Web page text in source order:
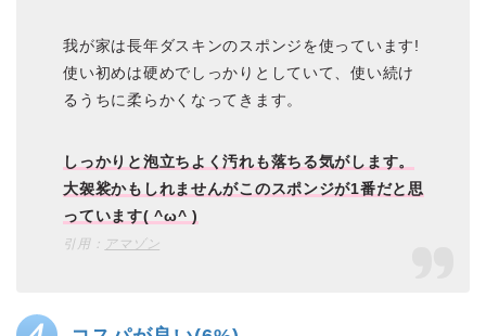
我が家は長年ダスキンのスポンジを使っています!
使い初めは硬めでしっかりとしていて、使い続け
るうちに柔らかくなってきます。
しっかりと泡立ちよく汚れも落ちる気がします。
大袈裟かもしれませんがこのスポンジが1番だと思
っています( ^ω^ )
引用： アマゾン